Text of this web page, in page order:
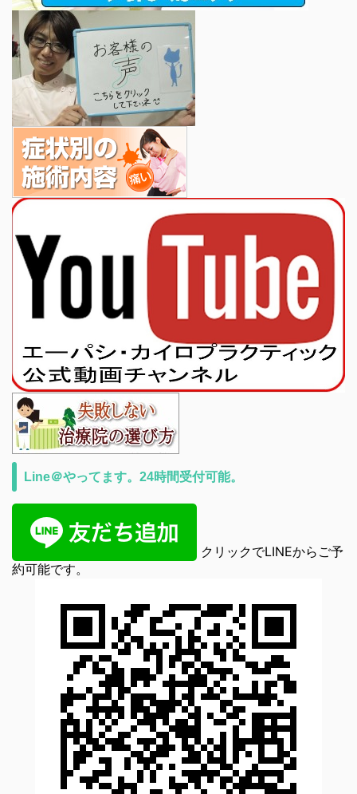
Line＠やってます。24時間受付可能。
クリックでLINEからご予
約可能です。